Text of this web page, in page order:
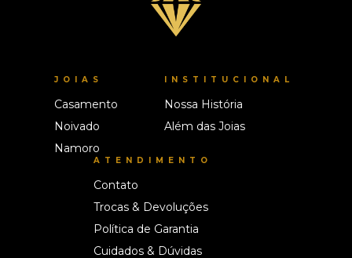
JOIAS
Casamento
Noivado
Namoro
INSTITUCIONAL
Nossa História
Além das Joias
ATENDIMENTO
Contato
Trocas & Devoluções
Política de Garantia
Cuidados & Dúvidas